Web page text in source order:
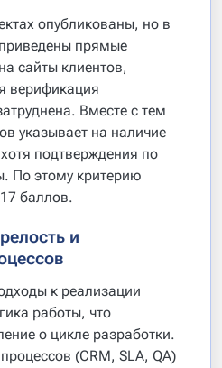
опубликованы, но в
прямые
сайты клиентов,
верификация
Вместе с тем
указывает на наличие
подтверждения по
По этому критерию
баллов.
и
к реализации
работы, что
о цикле разработки.
(CRM, SLA, QA)